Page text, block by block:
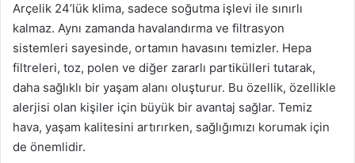
Arçelik 24’lük klima, sadece soğutma işlevi ile sınırlı
kalmaz. Aynı zamanda havalandırma ve filtrasyon
sistemleri sayesinde, ortamın havasını temizler. Hepa
filtreleri, toz, polen ve diğer zararlı partikülleri tutarak,
daha sağlıklı bir yaşam alanı oluşturur. Bu özellik, özellikle
alerjisi olan kişiler için büyük bir avantaj sağlar. Temiz
hava, yaşam kalitesini artırırken, sağlığımızı korumak için
de önemlidir.